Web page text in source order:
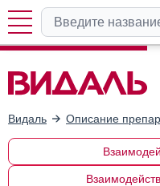
Видаль Описание